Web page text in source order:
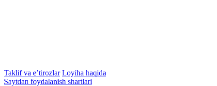
Taklif va e’tirozlar Loyiha haqida
Saytdan foydalanish shartlari